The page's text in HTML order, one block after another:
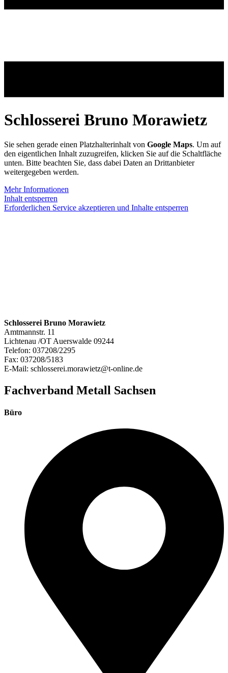
Schlosserei Bruno Morawietz
Sie sehen gerade einen Platzhalterinhalt von Google Maps. Um auf
den eigentlichen Inhalt zuzugreifen, klicken Sie auf die Schaltfläche
unten. Bitte beachten Sie, dass dabei Daten an Drittanbieter
weitergegeben werden.
Mehr Informationen
Inhalt entsperren
Erforderlichen Service akzeptieren und Inhalte entsperren
Schlosserei Bruno Morawietz
Amtmannstr. 11
Lichtenau /OT Auerswalde 09244
Telefon: 037208/2295
Fax: 037208/5183
E-Mail: schlosserei.morawietz@t-online.de
Fachverband Metall Sachsen
Büro